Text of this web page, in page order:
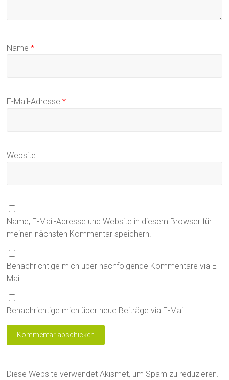
Name*
E-Mail-Adresse*
Website
Name, E-Mail-Adresse und Website in diesem Browser für
meinen nächsten Kommentar speichern.
Benachrichtige mich über nachfolgende Kommentare via E-
Mail.
Benachrichtige mich über neue Beiträge via E-Mail.
Diese Website verwendet Akismet, um Spam zu reduzieren.